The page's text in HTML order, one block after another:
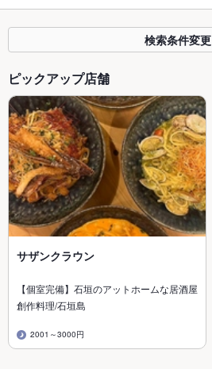
検索条件変更
ピックアップ店舗
サザンクラウン
【個室完備】石垣のアットホームな居酒屋
創作料理/石垣島
2001～3000円